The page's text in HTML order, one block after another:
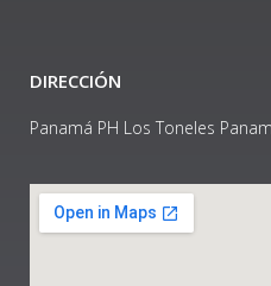
DIRECCIÓN
Panamá PH Los Toneles